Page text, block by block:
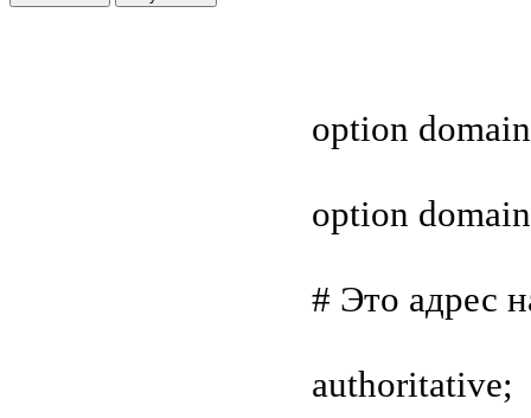
option
option
# Это адрес
authoritative;